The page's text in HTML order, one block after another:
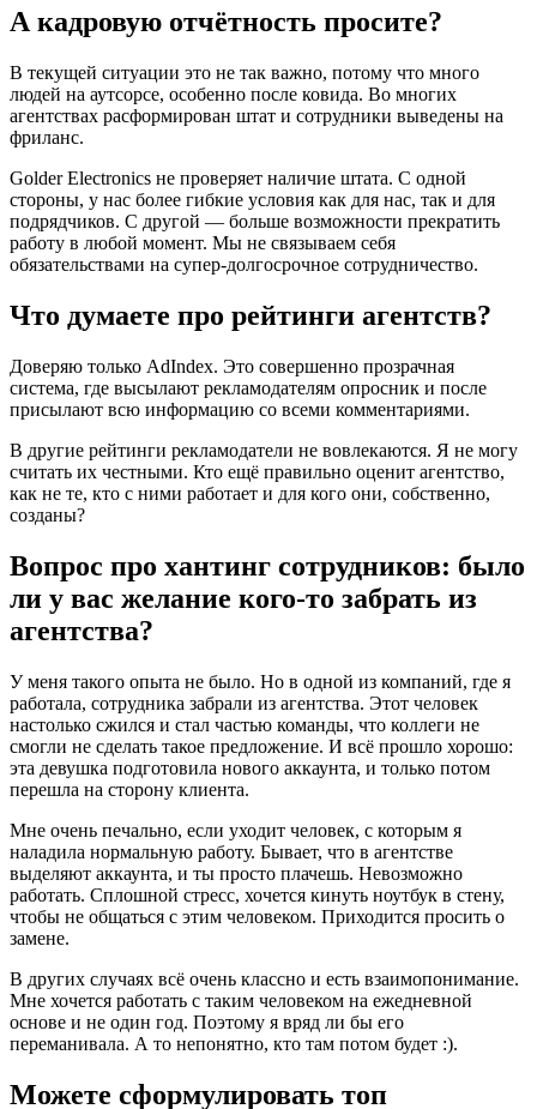
А кадровую отчётность просите?
В текущей ситуации это не так важно, потому что много
людей на аутсорсе, особенно после ковида. Во многих
агентствах расформирован штат и сотрудники выведены на
фриланс.
Golder Electronics не проверяет наличие штата. С одной
стороны, у нас более гибкие условия как для нас, так и для
подрядчиков. С другой — больше возможности прекратить
работу в любой момент. Мы не связываем себя
обязательствами на супер-долгосрочное сотрудничество.
Что думаете про рейтинги агентств?
Доверяю только AdIndex. Это совершенно прозрачная
система, где высылают рекламодателям опросник и после
присылают всю информацию со всеми комментариями.
В другие рейтинги рекламодатели не вовлекаются. Я не могу
считать их честными. Кто ещё правильно оценит агентство,
как не те, кто с ними работает и для кого они, собственно,
созданы?
Вопрос про хантинг сотрудников: было
ли у вас желание кого-то забрать из
агентства?
У меня такого опыта не было. Но в одной из компаний, где я
работала, сотрудника забрали из агентства. Этот человек
настолько сжился и стал частью команды, что коллеги не
смогли не сделать такое предложение. И всё прошло хорошо:
эта девушка подготовила нового аккаунта, и только потом
перешла на сторону клиента.
Мне очень печально, если уходит человек, с которым я
наладила нормальную работу. Бывает, что в агентстве
выделяют аккаунта, и ты просто плачешь. Невозможно
работать. Сплошной стресс, хочется кинуть ноутбук в стену,
чтобы не общаться с этим человеком. Приходится просить о
замене.
В других случаях всё очень классно и есть взаимопонимание.
Мне хочется работать с таким человеком на ежедневной
основе и не один год. Поэтому я вряд ли бы его
переманивала. А то непонятно, кто там потом будет :).
Можете сформулировать топ